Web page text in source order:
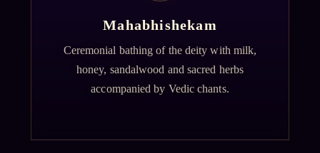
Mahabhishekam
Ceremonial bathing of the deity with milk,
honey, sandalwood and sacred herbs
accompanied by Vedic chants.